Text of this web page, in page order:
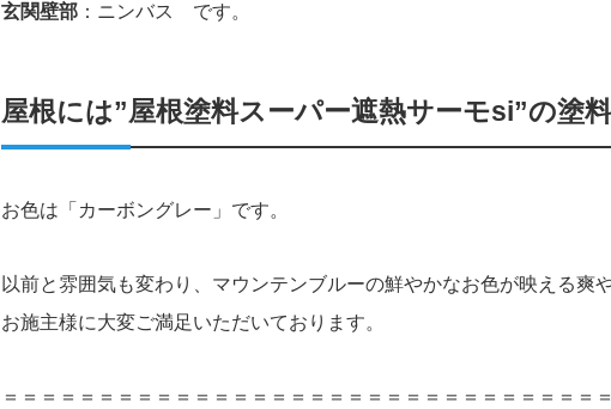
玄関壁部 ：ニンバス です。
屋根には”屋根塗料スーパー遮熱サーモsi”の塗
お色は「カーボングレー」です。
以前と雰囲気も変わり、マウンテンブルーの鮮やかなお色が映える爽
お施主様に大変ご満足いただいております。
＝＝＝＝＝＝＝＝＝＝＝＝＝＝＝＝＝＝＝＝＝＝＝＝＝＝＝＝＝＝＝